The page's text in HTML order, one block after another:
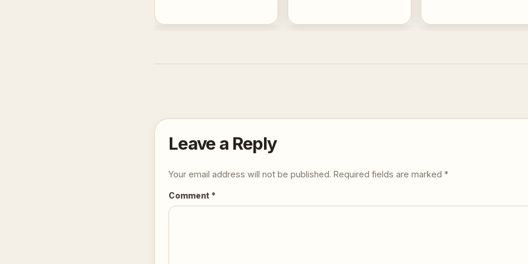
Leave a Reply
Your email address will not be published. Required fields are marked*
Comment *